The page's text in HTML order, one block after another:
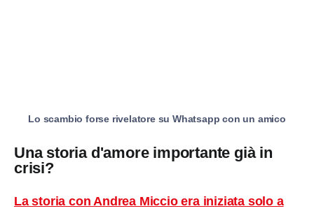
Lo scambio forse rivelatore su Whatsapp con un amico
Una storia d'amore importante già in
crisi?
La storia con Andrea Miccio era iniziata solo a